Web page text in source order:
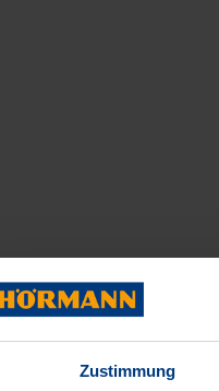
Zustimmung